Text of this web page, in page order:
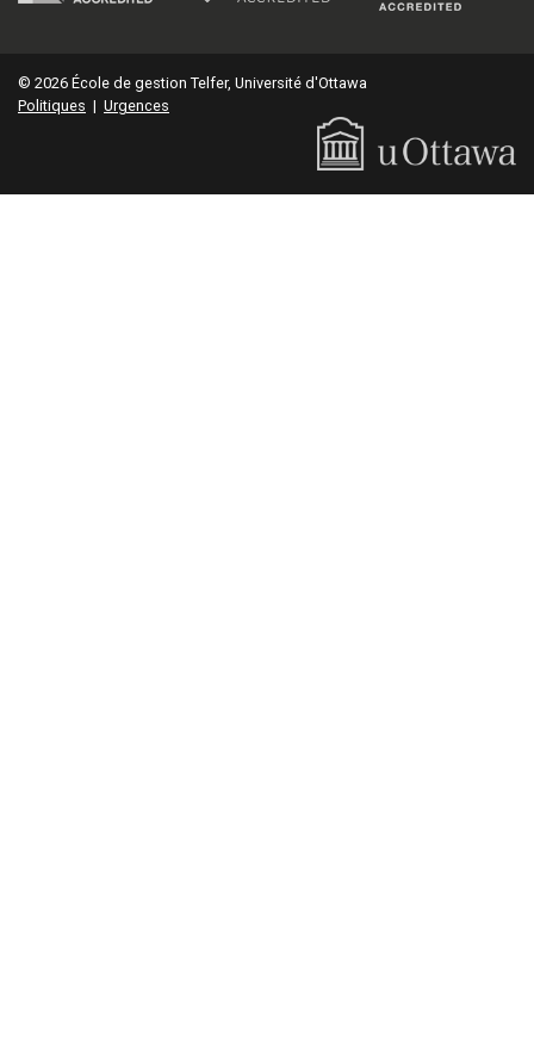
© 2026 École de gestion Telfer, Université d'Ottawa
Politiques | Urgences